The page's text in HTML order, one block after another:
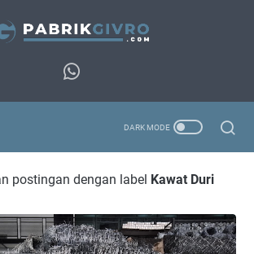
postingan dengan label Kawat Duri